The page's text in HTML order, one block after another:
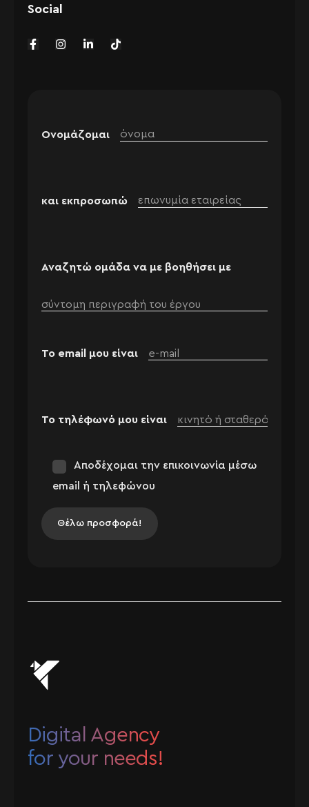
Social
Ονομάζομαι
και εκπροσωπώ
Αναζητώ ομάδα να με βοηθήσει με
Το email μου είναι
Το τηλέφωνό μου είναι
Αποδέχομαι την επικοινωνία μέσω
email ή τηλεφώνου
Digital Agency
for your needs!